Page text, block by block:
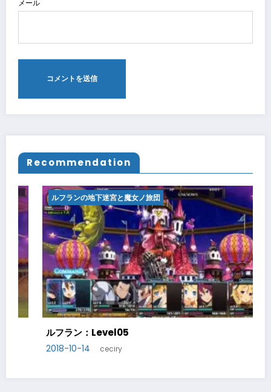
メール
Recommendation
フランの地下迷宮と魔女ノ旅団
ラン：Level06
ceciry
ルフラ